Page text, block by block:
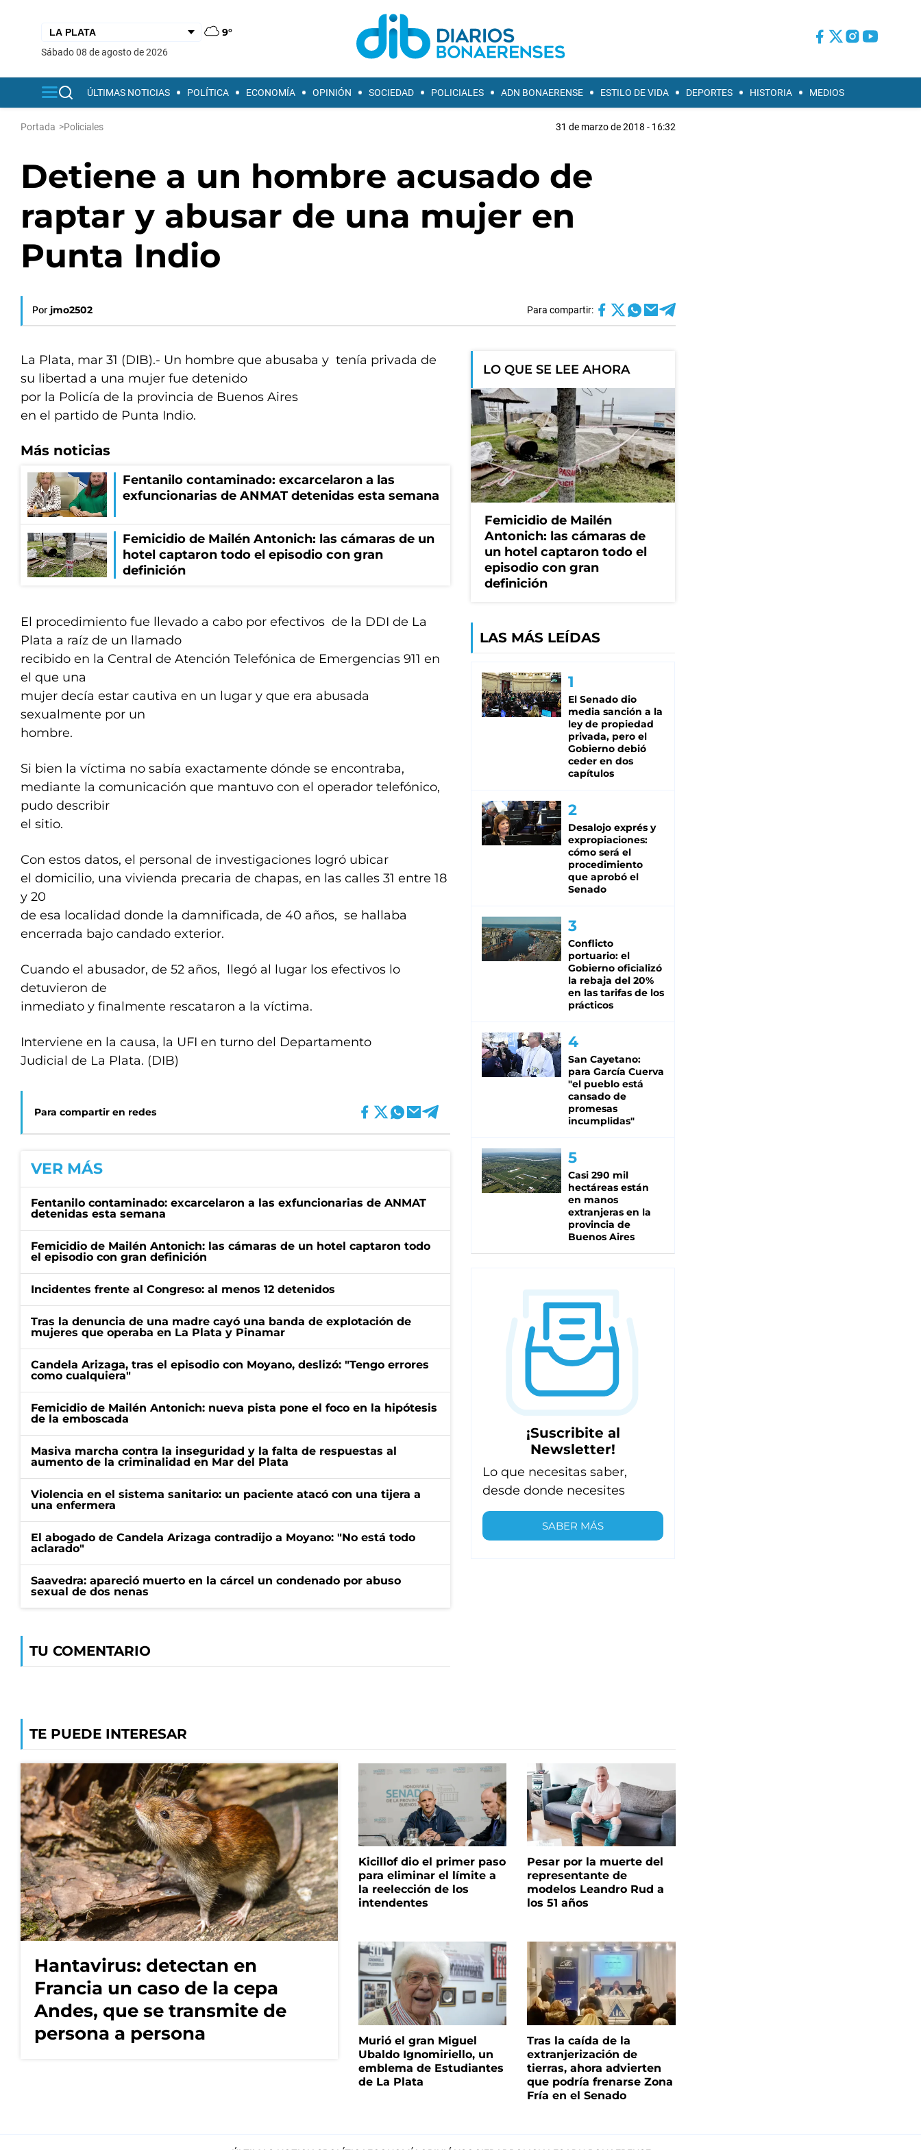
9°
sábado 08 de agosto de 2026
ÚLTIMAS NOTICIAS POLÍTICA ECONOMÍA OPINIÓN SOCIEDAD POLICIALES ADN BONAERENSE ESTILO DE VIDA DEPORTES HISTORIA MEDIOS
Portada >Policiales 31 de marzo de 2018 - 16:32
Detiene a un hombre acusado de
raptar y abusar de una mujer en
Punta Indio
Por jmo2502 Para compartir:
La Plata, mar 31 (DIB).- Un hombre que abusaba y tenía privada de
su libertad a una mujer fue detenido
por la Policía de la provincia de Buenos Aires
en el partido de Punta Indio.
Más noticias
Fentanilo contaminado: excarcelaron a las
exfuncionarias de ANMAT detenidas esta semana
Femicidio de Mailén Antonich: las cámaras de un
hotel captaron todo el episodio con gran
definición
El procedimiento fue llevado a cabo por efectivos de la DDI de La
Plata a raíz de un llamado
recibido en la Central de Atención Telefónica de Emergencias 911 en
el que una
mujer decía estar cautiva en un lugar y que era abusada
sexualmente por un
hombre.
Si bien la víctima no sabía exactamente dónde se encontraba,
mediante la comunicación que mantuvo con el operador telefónico,
pudo describir
el sitio.
Con estos datos, el personal de investigaciones logró ubicar
el domicilio, una vivienda precaria de chapas, en las calles 31 entre 18
y 20
de esa localidad donde la damnificada, de 40 años, se hallaba
encerrada bajo candado exterior.
Cuando el abusador, de 52 años, llegó al lugar los efectivos lo
detuvieron de
inmediato y finalmente rescataron a la víctima.
Interviene en la causa, la UFI en turno del Departamento
Judicial de La Plata. (DIB)
Para compartir en redes
VER MÁS
Fentanilo contaminado: excarcelaron a las exfuncionarias de ANMAT
detenidas esta semana
Femicidio de Mailén Antonich: las cámaras de un hotel captaron todo
el episodio con gran definición
Incidentes frente al Congreso: al menos 12 detenidos
Tras la denuncia de una madre cayó una banda de explotación de
mujeres que operaba en La Plata y Pinamar
Candela Arizaga, tras el episodio con Moyano, deslizó: "Tengo errores
como cualquiera"
Femicidio de Mailén Antonich: nueva pista pone el foco en la hipótesis
de la emboscada
Masiva marcha contra la inseguridad y la falta de respuestas al
aumento de la criminalidad en Mar del Plata
Violencia en el sistema sanitario: un paciente atacó con una tijera a
una enfermera
El abogado de Candela Arizaga contradijo a Moyano: "No está todo
aclarado"
Saavedra: apareció muerto en la cárcel un condenado por abuso
sexual de dos nenas
TU COMENTARIO
LO QUE SE LEE AHORA
Femicidio de Mailén
Antonich: las cámaras de
un hotel captaron todo el
episodio con gran
definición
LAS MÁS LEÍDAS
El Senado dio
media sanción a la
ley de propiedad
privada, pero el
Gobierno debió
ceder en dos
capítulos
Desalojo exprés y
expropiaciones:
cómo será el
procedimiento
que aprobó el
Senado
Conflicto
portuario: el
Gobierno oficializó
la rebaja del 20%
en las tarifas de los
prácticos
San Cayetano:
para García Cuerva
"el pueblo está
cansado de
promesas
incumplidas"
Casi 290 mil
hectáreas están
en manos
extranjeras en la
provincia de
Buenos Aires
¡Suscribite al
Newsletter!
Lo que necesitas saber,
desde donde necesites
SABER MÁS
TE PUEDE INTERESAR
Hantavirus: detectan en
Francia un caso de la cepa
Andes, que se transmite de
persona a persona
Kicillof dio el primer paso
para eliminar el límite a
la reelección de los
intendentes
Pesar por la muerte del
representante de
modelos Leandro Rud a
los 51 años
Murió el gran Miguel
Ubaldo Ignomiriello, un
emblema de Estudiantes
de La Plata
Tras la caída de la
extranjerización de
tierras, ahora advierten
que podría frenarse Zona
Fría en el Senado